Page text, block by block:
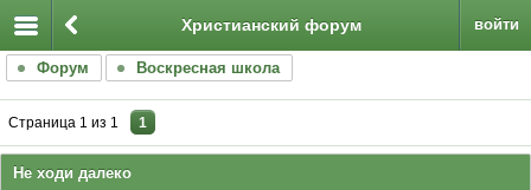
войти
Христианский форум
Форум Воскресная школа
Страница 1 из 1 1
Не ходи далеко